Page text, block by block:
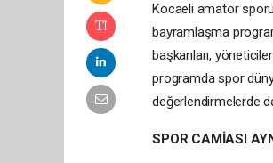
Kocaeli amatör
bayramlaşma
başkanları,
programda spor
değerlendirmelerde
SPOR CAMİASI